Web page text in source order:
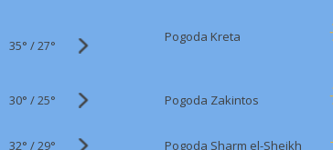
35° /27°
Pogoda Kreta
30° /25° Pogoda Zakintos
32° /29° Pogoda Sharm el-Sheikh